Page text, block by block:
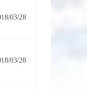
03/28
03/28